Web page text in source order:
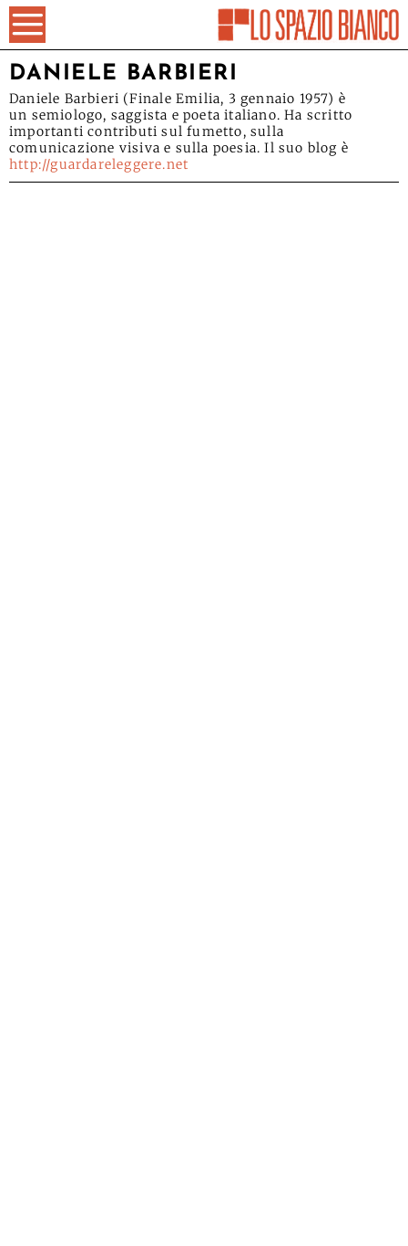
DANIELE BARBIERI
Daniele Barbieri (Finale Emilia, 3 gennaio 1957) è
un semiologo, saggista e poeta italiano. Ha scritto
importanti contributi sul fumetto, sulla
comunicazione visiva e sulla poesia. Il suo blog è
http://guardareleggere.net